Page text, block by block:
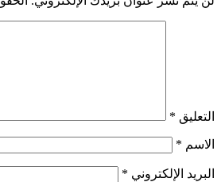
التعليق *
الاسم *
البريد الإلكتروني *